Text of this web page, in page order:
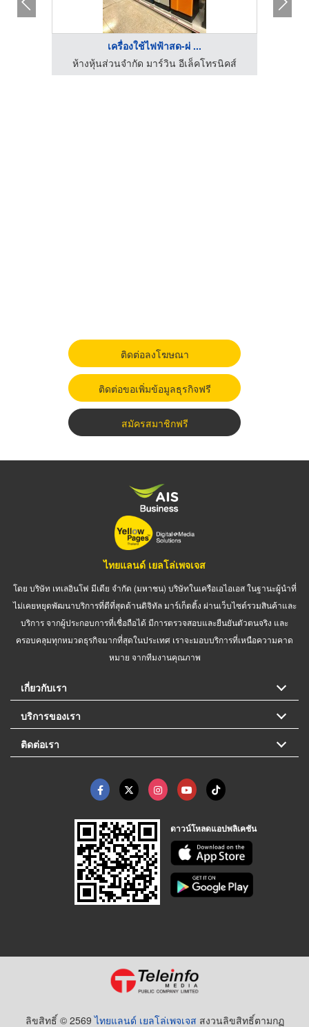
เครื่องใช้ไฟฟ้าสด-ผ่ ...
ห้างหุ้นส่วนจำกัด มาร์วิน อีเล็คโทรนิคส์
ติดต่อลงโฆษณา
ติดต่อขอเพิ่มข้อมูลธุรกิจฟรี
สมัครสมาชิกฟรี
ไทยแลนด์ เยลโล่เพจเจส
โดย บริษัท เทเลอินโฟ มีเดีย จำกัด (มหาชน) บริษัทในเครือเอไอเอส ในฐานะผู้นำที่
ไม่เคยหยุดพัฒนาบริการที่ดีที่สุดด้านดิจิทัล มาร์เก็ตติ้ง ผ่านเว็บไซต์รวมสินค้าและ
บริการ จากผู้ประกอบการที่เชื่อถือได้ มีการตรวจสอบและยืนยันตัวตนจริง และ
ครอบคลุมทุกหมวดธุรกิจมากที่สุดในประเทศ เราจะมอบบริการที่เหนือความคาด
หมาย จากทีมงานคุณภาพ
เกี่ยวกับเรา
บริการของเรา
ติดต่อเรา
ดาวน์โหลดแอปพลิเคชัน
ลิขสิทธิ์ © 2569ไทยแลนด์ เยลโล่เพจเจส สงวนลิขสิทธิ์ตามกฏ